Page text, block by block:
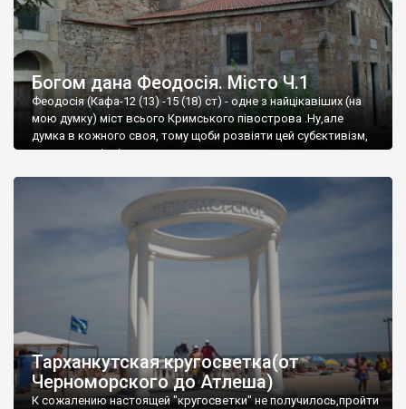
Богом дана Феодосія. Місто Ч.1
Феодосія (Кафа-12 (13) -15 (18) ст) - одне з найцікавіших (на
мою думку) міст всього Кримського півострова .Ну,але
думка в кожного своя, тому щоби розвіяти цей субєктивізм,
запрошую відвідати це
Тарханкутская кругосветка(от
Черноморского до Атлеша)
К сожалению настоящей "кругосветки" не получилось,пройти